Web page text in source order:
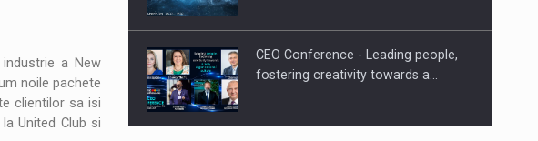
a New
noile pachete
clientilor sa isi
United Club si
CEO Conference - Leading people,
fostering creativity towards a…